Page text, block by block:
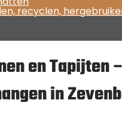
recyclen,
en Tapijten –
in